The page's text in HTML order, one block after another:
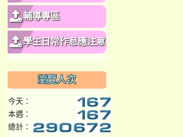
輔導專區
學生日常作息應注意事
瀏覽人次
今天：
本週：
總計：